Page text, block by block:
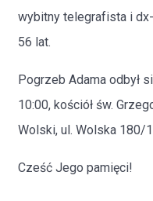
wybitny telegrafista i dx-
56 lat.
Pogrzeb Adama odbył
10:00, kościół św.
Wolski, ul. Wolska 180/
Cześć Jego pamięci!